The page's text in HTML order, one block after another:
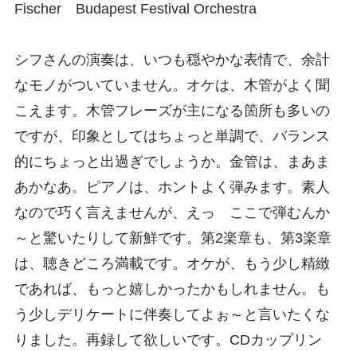
Fischer Budapest Festival Orchestra
シフさんの演奏は、いつも穏やかな表情で、余計
なモノがついていません。オケは、木管がよく聞
こえます。木管フレーズが主になる箇所も多いの
ですが、印象としてはちょっと単調で、バランス
的にちょっと出過ぎでしょうか。金管は、まあま
あかなあ。ピアノは、ホントよく弾みます。素人
なので巧く言えませんが、えっ ここで弾むんか
～と驚いたりして新鮮です。第2楽章も、第3楽章
は、聴きどころ満載です。オケが、もう少し精緻
であれば、もっと嬉しかったかもしれません。も
う少しデリケートに伴奏してよぉ～と言いたくな
りました。再録して欲しいです。CDカップリン